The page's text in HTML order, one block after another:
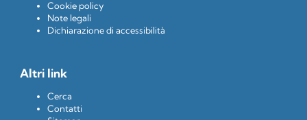
Cookie policy
Note legali
Dichiarazione di accessibilità
Altri link
Cerca
Contatti